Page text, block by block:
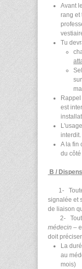
Avant
rang et
Tu
est
interdit.
A la fin
du
B /
1-
signalée et
de liaison
2-
médecin –
doit
La
au
mois)